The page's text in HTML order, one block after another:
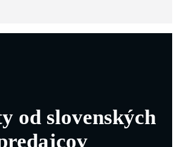
od slovenských